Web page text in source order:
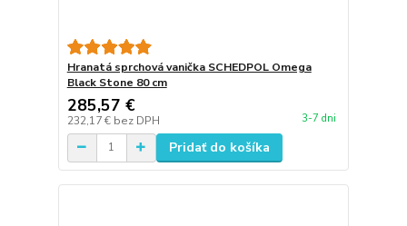
Hranatá sprchová vanička SCHEDPOL Omega
Black Stone 80 cm
285,57 €
232,17 € bez DPH 3-7 dni
Pridať do košíka